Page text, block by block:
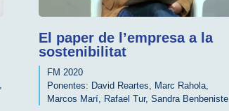
El paper de l’empresa a la
sostenibilitat
FM 2020
Ponentes: David Reartes Marc Rahola
Marcos Marí
Rafael Tur, Sandra Benbeniste